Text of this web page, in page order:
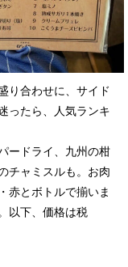
り合わせに、サイド
ったら、人気ランキ
ードライ、九州の柑
チャミスルも。お肉
赤とボトルで揃いま
以下、価格は税